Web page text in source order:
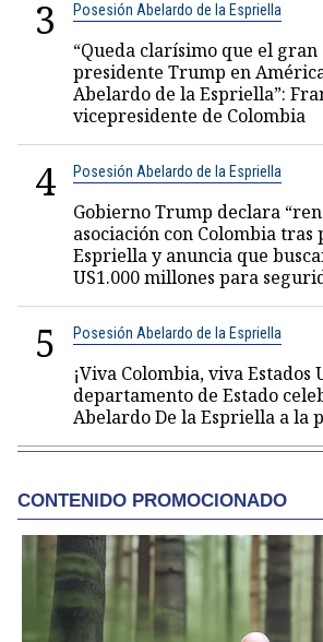
3 Posesión Abelardo de la Espriella
“Queda clarísimo que el
presidente Trump en
Abelardo de la Espriella”:
vicepresidente de Colombia
4 Posesión Abelardo de la Espriella
Gobierno Trump declara
asociación con Colombia tras
Espriella y anuncia que
US1.000 millones para
5 Posesión Abelardo de la Espriella
¡Viva Colombia, viva Estados
departamento de Estado
Abelardo De la Espriella a la